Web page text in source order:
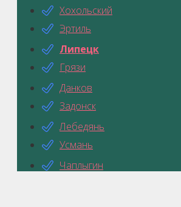
Хохольский
Эртиль
Липецк
Грязи
Данков
Задонск
Лебедянь
Усмань
Чаплыгин